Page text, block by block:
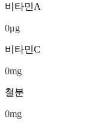
비타민A
0μg
비타민C
0mg
철분
0mg